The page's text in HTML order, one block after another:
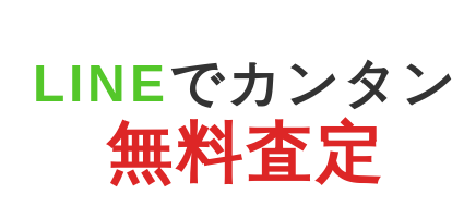
LINEでカンタン
無料査定